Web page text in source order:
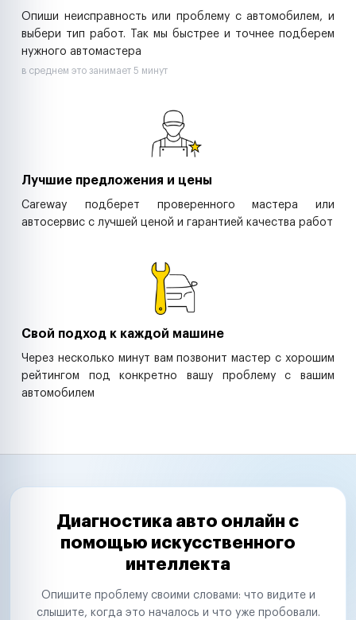
Опиши неисправность или проблему с автомобилем, и
выбери тип работ. Так мы быстрее и точнее подберем
нужного автомастера
в среднем это занимает 5 минут
Лучшие предложения и цены
Careway подберет проверенного мастера или
автосервис с лучшей ценой и гарантией качества работ
Свой подход к каждой машине
Через несколько минут вам позвонит мастер с хорошим
рейтингом под конкретно вашу проблему с вашим
автомобилем
Диагностика авто онлайн с
помощью искусственного
интеллекта
Опишите проблему своими словами: что видите и
слышите, когда это началось и что уже пробовали.